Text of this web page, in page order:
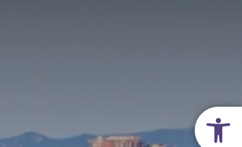
Abrir